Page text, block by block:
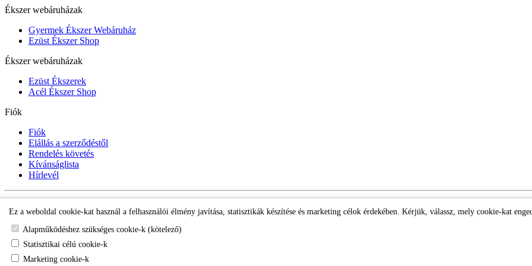
Ékszer webáruházak
Gyermek Ékszer Webáruház
Ezüst Ékszer Shop
Ékszer webáruházak
Ezüst Ékszerek
Acél Ékszer Shop
Fiók
Fiók
Elállás a szerződéstől
Rendelés követés
Kívánságlista
Hírlevél
Ez a weboldal cookie-kat használ a felhasználói élmény javítása, statisztikák készítése és marketing célok érdekében. Kérjük, válassz, mely cookie-kat
Alapműködéshez szükséges cookie-k (kötelező)
Statisztikai célú cookie-k
Marketing cookie-k